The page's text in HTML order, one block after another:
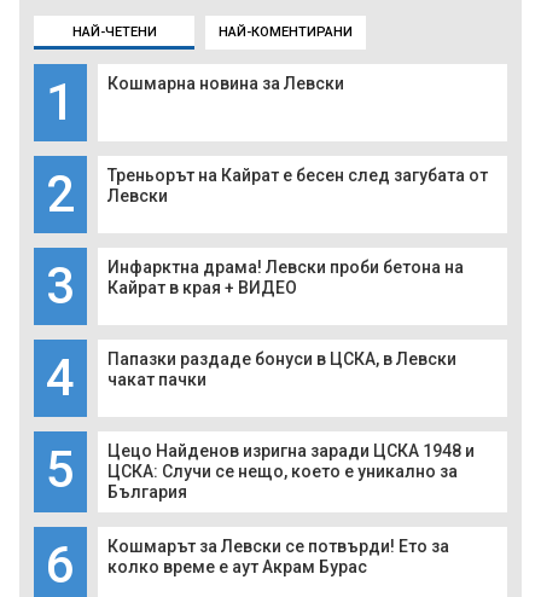
НАЙ-ЧЕТЕНИ НАЙ-КОМЕНТИРАНИ
1 Кошмарна новина за Левски
2
Треньорът на Кайрат е бесен след загубата от
Левски
3
Инфарктна драма! Левски проби бетона на
Кайрат в края + ВИДЕО
4
Папазки раздаде бонуси в ЦСКА, в Левски
чакат пачки
5
Цецо Найденов изригна заради ЦСКА 1948 и
ЦСКА: Случи се нещо, което е уникално за
България
6
Кошмарът за Левски се потвърди! Ето за
колко време е аут Акрам Бурас